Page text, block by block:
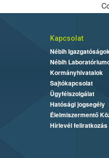
Kapcsolat
Nébih
Nébih
Kormányhivatalok
Sajtókapcsolat
Ügyfélszolgálat
Hatósági jogsegély
Élelmiszermentő
Hírlevél feliratkozás